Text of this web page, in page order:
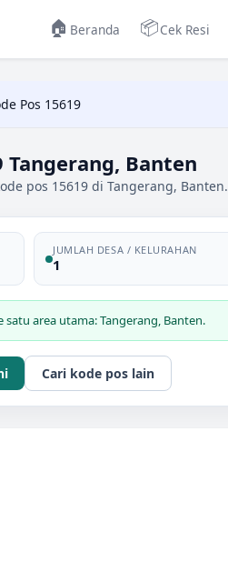
🏠 Beranda 📦Cek Resi
Pos 15619
Tangerang, Banten
pos 15619 di Tangerang, Banten.
JUMLAH DESA / KELURAHAN
1
satu area utama: Tangerang, Banten.
Cari kode pos lain